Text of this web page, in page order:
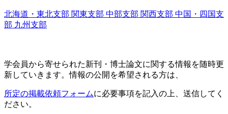
北海道・東北支部 関東支部 中部支部 関西支部 中国・四国支
部 九州支部
学会員から寄せられた新刊・ 博士論文に関する情報を随時更
新していきます。情報の公開を希望される方は、
所定の掲載依頼フォームに必要事項を記入の上、送信してく
ださい。